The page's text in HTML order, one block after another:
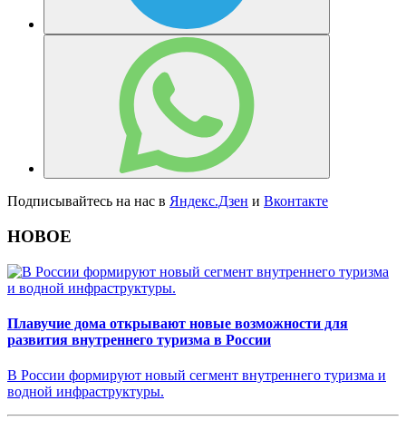
Подписывайтесь на нас в Яндекс.Дзен и Вконтакте
НОВОЕ
Плавучие дома открывают новые возможности для
развития внутреннего туризма в России
В России формируют новый сегмент внутреннего туризма и
водной инфраструктуры.